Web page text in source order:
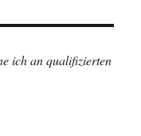
ich an qualifizierten